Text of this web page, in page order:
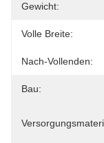
Gewicht:
Volle Breite:
Nach-Vollenden:
Bau: